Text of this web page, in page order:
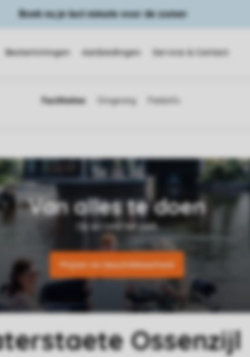
Boek nu je last minute voor de zomer
Bestemmingen Aanbiedingen Service & Contact
Prijzen en beschikbaarheid
Ossenzijl